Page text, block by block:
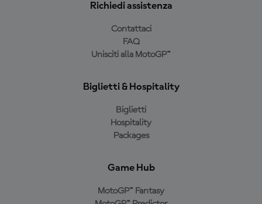
Richiedi assistenza
Contattaci
FAQ
Unisciti alla MotoGP™
Biglietti & Hospitality
Biglietti
Hospitality
Packages
Game Hub
MotoGP™ Fantasy